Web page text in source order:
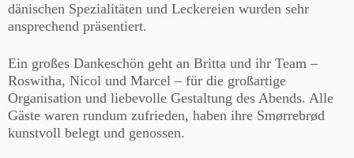
dänischen Spezialitäten und Leckereien wurden sehr
ansprechend präsentiert.
Ein großes Dankeschön geht an Britta und ihr Team –
Roswitha, Nicol und Marcel – für die großartige
Organisation und liebevolle Gestaltung des Abends. Alle
Gäste waren rundum zufrieden, haben ihre Smørrebrød
kunstvoll belegt und genossen.